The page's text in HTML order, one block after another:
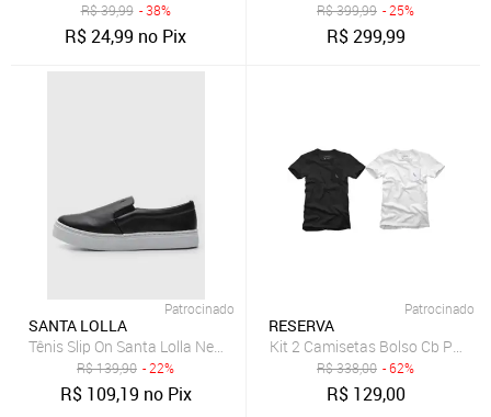
R$39,99 - 38%
R$24,99 no Pix
R$399,99 - 25%
R$299,99
Patrocinado
SANTA LOLLA
Tênis Slip On Santa Lolla New Preto
R$139,90 - 22%
R$ 109,19 no Pix
Patrocinado
RESERVA
Kit 2 Camisetas Bolso Cb Pica-
R$338,00 - 62%
R$ 129,00